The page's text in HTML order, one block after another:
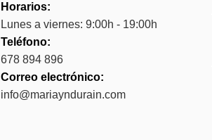
Horarios:
Lunes a viernes: 9:00h - 19:00h
Teléfono:
678 894 896
Correo electrónico:
info@mariayndurain.com